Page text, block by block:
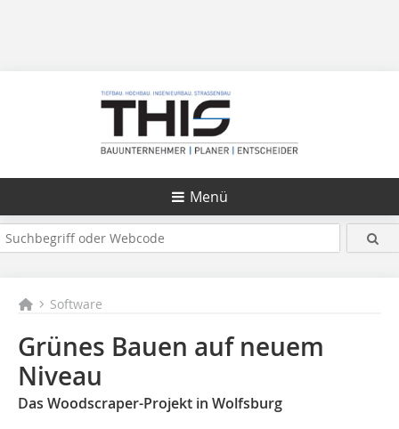
Menü
Software
Grünes Bauen auf neuem
Niveau
Das Woodscraper-Projekt in Wolfsburg